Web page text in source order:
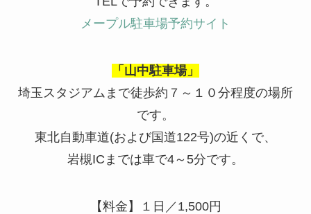
メープル駐車場予約サイト
「山中駐車場」
埼玉スタジアムまで徒歩約７～１０分程度の場所
です。
東北自動車道(および国道122号)の近くで、
岩槻IC までは車で4～ 5分です。
【料金】１日／1,500円